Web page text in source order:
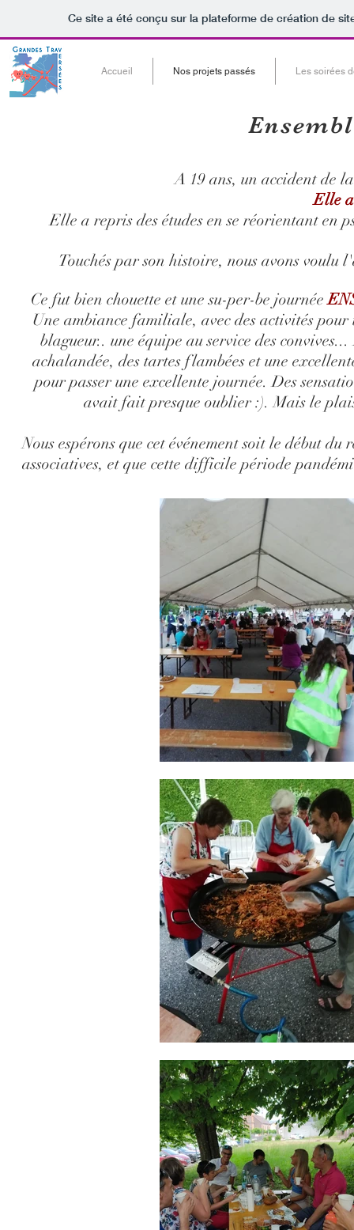
Ce site a été conçu sur la plateforme de création de
Accueil Nos projets passés Les soirées
A 19 ans, un accident de
Elle
Elle a repris des études en se réorientant en
Touchés par son histoire, nous avons voulu
Ce fut bien chouette et une su-per-be journée
Une ambiance familiale, avec des activités
blagueur.. une équipe au service des
achalandée, des tartes flambées et une
pour passer une excellente journée. Des
avait fait presque oublier :). Mais le
Nous espérons que cet événement soit le début
associatives, et que cette difficile période